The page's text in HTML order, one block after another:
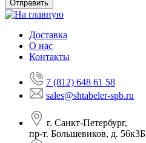
Доставка
О нас
Контакты
7 (812) 648 61 58
sales@shtabeler-spb.ru
г. Санкт-Петербург,
пр-т. Большевиков, д. 56к3Б